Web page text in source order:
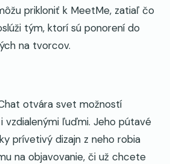
prikloniť k MeetMe, zatiaľ čo
tým, ktorí sú ponorení do
na tvorcov.
otvára svet možností
vzdialenými ľuďmi. Jeho pútavé
prívetivý dizajn z neho robia
na objavovanie, či už chcete